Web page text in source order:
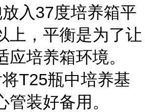
入37度培养箱平
上，平衡是为了让
应培养箱环境。
T25瓶中培养基
管装好备用。